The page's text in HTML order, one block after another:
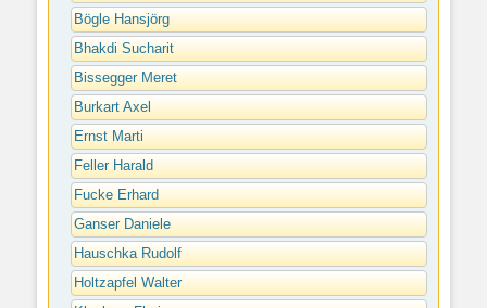
Bögle Hansjörg
Bhakdi Sucharit
Bissegger Meret
Burkart Axel
Ernst Marti
Feller Harald
Fucke Erhard
Ganser Daniele
Hauschka Rudolf
Holtzapfel Walter